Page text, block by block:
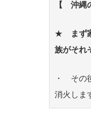
【 沖縄
★ まず
族がそれ
・ その
消火しま